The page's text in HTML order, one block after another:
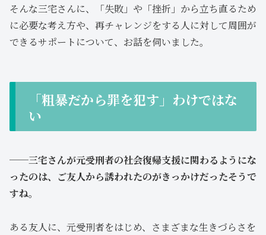
そんな三宅さんに、「失敗」や「挫折」から立ち直るため
に必要な考え方や、再チャレンジをする人に対して周囲が
できるサポートについて、お話を伺いました。
「粗暴だから罪を犯す」わけではな
い
──三宅さんが元受刑者の社会復帰支援に関わるようにな
ったのは、ご友人から誘われたのがきっかけだったそうで
すね。
ある友人に、元受刑者をはじめ、さまざまな生きづらさを